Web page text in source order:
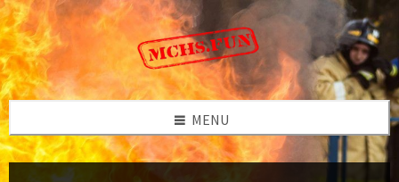
Skip
to
content
Skip
to
left
sidebar
Skip
to
footer
MENU